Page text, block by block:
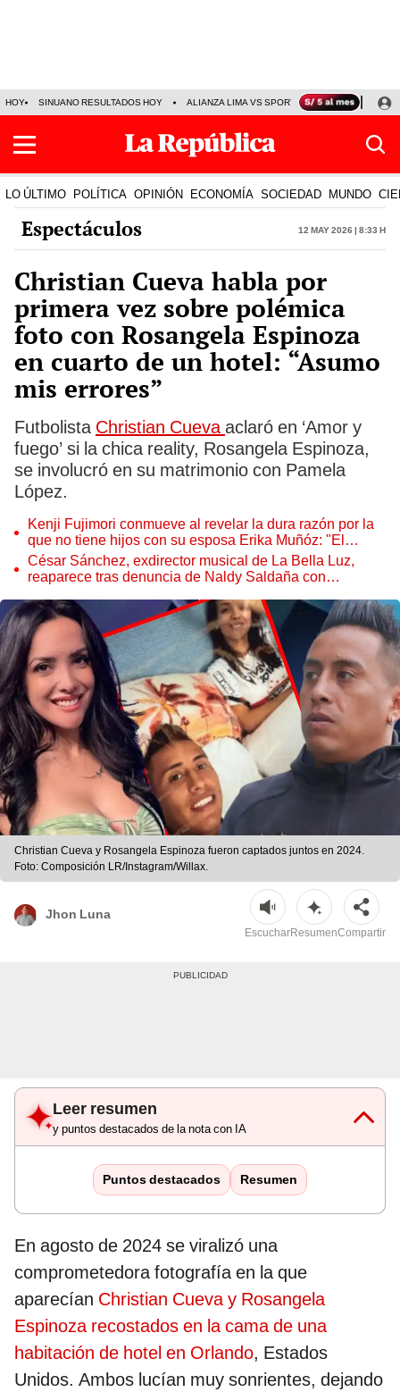
HOY SINUANO RESULTADOS HOY ALIANZA LIMA VS SPORT BOYS JORGE
LO ÚLTIMO POLÍTICA OPINIÓN ECONOMÍA SOCIEDAD MUNDO
Espectáculos 12 May 2026 | 8:33 h
Christian Cueva habla por
primera vez sobre polémica
foto con Rosangela Espinoza
en cuarto de un hotel: “Asumo
mis errores”
Futbolista Christian Cuevaaclaró en ‘Amor y
fuego’ si la chica reality, Rosangela Espinoza,
se involucró en su matrimonio con Pamela
López.
Kenji Fujimori conmueve al revelar la dura razón por la
que no tiene hijos con su esposa Erika Muñóz: "El
proceso judicial"
César Sánchez, exdirector musical de La Bella Luz,
reaparece tras denuncia de Naldy Saldaña con
Christian Cueva y Rosangela Espinoza fueron captados juntos en 2024.
Foto: Composición LR/Instagram/Willax.
Jhon Luna
EscucharResumenCompartir
Leer resumen
y puntos destacados de la nota con IA
Puntos destacados Resumen
En agosto de 2024 se viralizó una
comprometedora fotografía en la que
aparecían Christian Cueva y Rosangela
Espinoza recostados en la cama de una
habitación de hotel en Orlando, Estados
Unidos. Ambos lucían muy sonrientes, dejando